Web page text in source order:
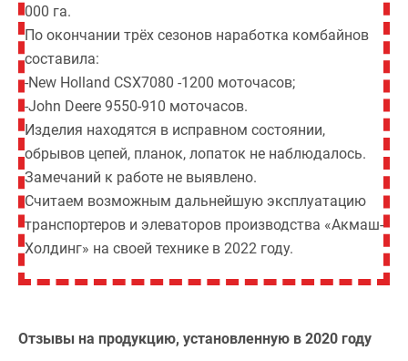
000 га.
По окончании трёх сезонов наработка комбайнов
составила:
-New Holland CSX7080 -1200 моточасов;
-John Deere 9550-910 моточасов.
Изделия находятся в исправном состоянии,
обрывов цепей, планок, лопаток не наблюдалось.
Замечаний к работе не выявлено.
Считаем возможным дальнейшую эксплуатацию
транспортеров и элеваторов производства «Акмаш-
Холдинг» на своей технике в 2022 году.
Отзывы на продукцию, установленную в 2020 году